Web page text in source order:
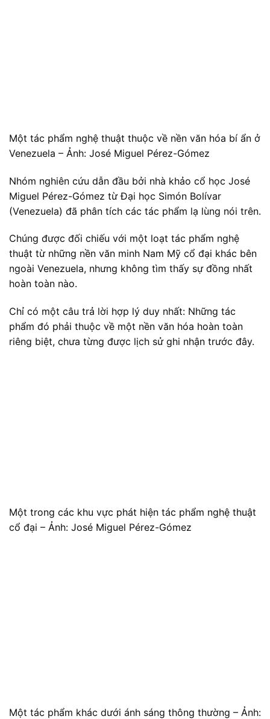
Một tác phẩm nghệ thuật thuộc về nền văn hóa bí ẩn ở
Venezuela – Ảnh: José Miguel Pérez-Gómez
Nhóm nghiên cứu dẫn đầu bởi nhà khảo cổ học José
Miguel Pérez-Gómez từ Đại học Simón Bolívar
(Venezuela) đã phân tích các tác phẩm lạ lùng nói trên.
Chúng được đối chiếu với một loạt tác phẩm nghệ
thuật từ những nền văn minh Nam Mỹ cổ đại khác bên
ngoài Venezuela, nhưng không tìm thấy sự đồng nhất
hoàn toàn nào.
Chỉ có một câu trả lời hợp lý duy nhất: Những tác
phẩm đó phải thuộc về một nền văn hóa hoàn toàn
riêng biệt, chưa từng được lịch sử ghi nhận trước đây.
Một trong các khu vực phát hiện tác phẩm nghệ thuật
cổ đại – Ảnh: José Miguel Pérez-Gómez
Một tác phẩm khác dưới ánh sáng thông thường – Ảnh: